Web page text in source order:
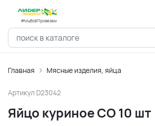
#МыВсёПривезем
Главная Мясные изделия, яйца
Артикул D23042
Яйцо куриное СО 10 шт